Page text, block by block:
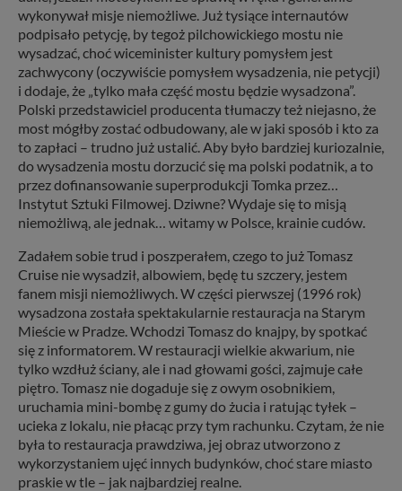
wykonywał misje niemożliwe. Już tysiące internautów
podpisało petycję, by tegoż pilchowickiego mostu nie
wysadzać, choć wiceminister kultury pomysłem jest
zachwycony (oczywiście pomysłem wysadzenia, nie petycji)
i dodaje, że „tylko mała część mostu będzie wysadzona”.
Polski przedstawiciel producenta tłumaczy też niejasno, że
most mógłby zostać odbudowany, ale w jaki sposób i kto za
to zapłaci – trudno już ustalić. Aby było bardziej kuriozalnie,
do wysadzenia mostu dorzucić się ma polski podatnik, a to
przez dofinansowanie superprodukcji Tomka przez…
Instytut Sztuki Filmowej. Dziwne? Wydaje się to misją
niemożliwą, ale jednak… witamy w Polsce, krainie cudów.
Zadałem sobie trud i poszperałem, czego to już Tomasz
Cruise nie wysadził, albowiem, będę tu szczery, jestem
fanem misji niemożliwych. W części pierwszej (1996 rok)
wysadzona została spektakularnie restauracja na Starym
Mieście w Pradze. Wchodzi Tomasz do knajpy, by spotkać
się z informatorem. W restauracji wielkie akwarium, nie
tylko wzdłuż ściany, ale i nad głowami gości, zajmuje całe
piętro. Tomasz nie dogaduje się z owym osobnikiem,
uruchamia mini-bombę z gumy do żucia i ratując tyłek –
ucieka z lokalu, nie płacąc przy tym rachunku. Czytam, że nie
była to restauracja prawdziwa, jej obraz utworzono z
wykorzystaniem ujęć innych budynków, choć stare miasto
praskie w tle – jak najbardziej realne.